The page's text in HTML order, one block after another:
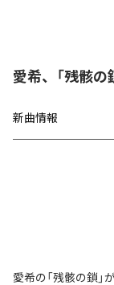
愛希、「残骸の
新曲情報
愛希の「残骸の鎖